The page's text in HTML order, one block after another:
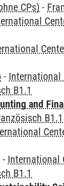
CPs) -
- International
B1.1
and
B1.1
- International
B1.1